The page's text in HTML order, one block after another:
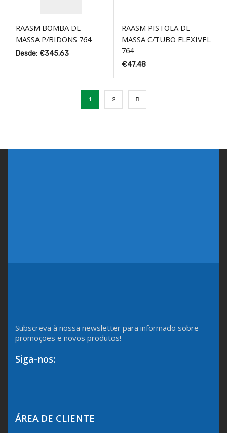
RAASM BOMBA DE
MASSA P/BIDONS 764
Desde: €345.63
RAASM PISTOLA DE
MASSA C/TUBO FLEXIVEL
764
€47.48
1 2
Subscreva à nossa newsletter para informado sobre
promoções e novos produtos!
Siga-nos:
ÁREA DE CLIENTE